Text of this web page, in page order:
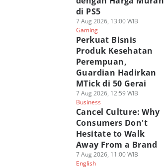
di PS5
7 Aug 2026, 13:00 WIB
Gaming
Perkuat Bisnis
Produk Kesehatan
Perempuan,
Guardian Hadirkan
MTick di 50 Gerai
7 Aug 2026, 12:59 WIB
Business
Cancel Culture: Why
Consumers Don't
Hesitate to Walk
Away From a Brand
7 Aug 2026, 11:00 WIB
English